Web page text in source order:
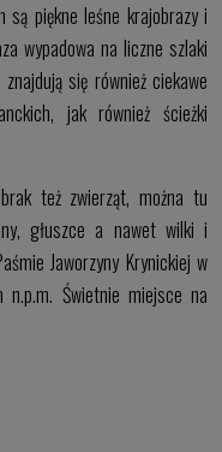
są piękne leśne krajobrazy i
wypadowa na liczne szlaki
się również ciekawe
jak również ścieżki
też zwierząt, można tu
głuszce a nawet wilki i
Jaworzyny Krynickiej w
n.p.m. Świetnie miejsce na